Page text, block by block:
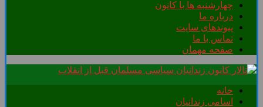
چهارشنبه ها با کانون
درباره ما
پیوندهای سایت
تماس با ما
صفحه مهمان
خانه
اسامی زندانیان